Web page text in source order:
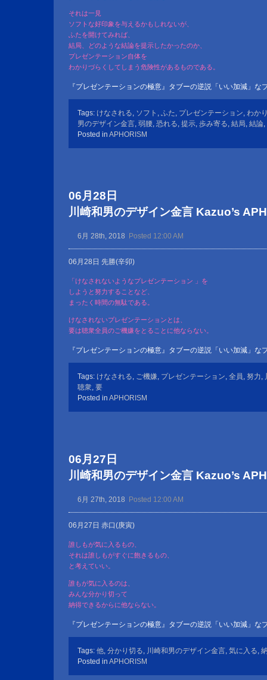
それは一見
ソフトな好印象を与えるかもしれないが、
ふたを開けてみれば、
結局、どのような結論を提示したかったのか、
プレゼンテーション自体を
わかりづらくしてしまう危険性があるものである。
『プレゼンテーションの極意』タブーの逆説「いい加減」な
Tags: けなされる ソフト ふた プレゼンテーション わか
男のデザイン金言 弱腰 恐れる 提示 歩み寄る 結局 結論
Posted in APHORISM
06月28日
川崎和男のデザイン金言 Kazuo’s
6月 28th, 2018 Posted 12:00 AM
06月28日 先勝(辛卯)
「けなされないようなプレゼンテーション 」を
しようと努力することなど、
まったく時間の無駄である。
けなされないプレゼンテーションとは、
要は聴衆全員のご機嫌をとることに他ならない。
『プレゼンテーションの極意』タブーの逆説「いい加減」な
Tags: けなされる ご機嫌 プレゼンテーション 全員 努力
聴衆 要
Posted in APHORISM
06月27日
川崎和男のデザイン金言 Kazuo’s
6月 27th, 2018 Posted 12:00 AM
06月27日 赤口(庚寅)
誰しもが気に入るもの、
それは誰しもがすぐに飽きるもの、
と考えていい。
誰もが気に入るのは、
みんな分かり切って
納得できるからに他ならない。
『プレゼンテーションの極意』タブーの逆説「いい加減」な
Tags: 他, 分かり切る, 川崎和男のデザイン金言, 気に入る,
Posted in APHORISM